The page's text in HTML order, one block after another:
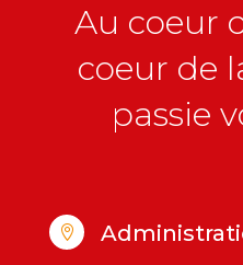
Au coeur
coeur de
passie
